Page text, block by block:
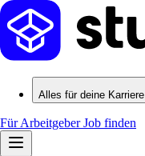
Alles für deine Karriere
Für ArbeitgeberJob finden